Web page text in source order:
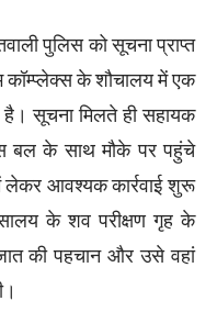
पुलिस को सूचना प्राप्त
के शौचालय में एक
सूचना मिलते ही सहायक
बल के साथ मौके पर पहुंचे
आवश्यक कार्रवाई शुरू
के शव परीक्षण गृह के
की पहचान और उसे वहां